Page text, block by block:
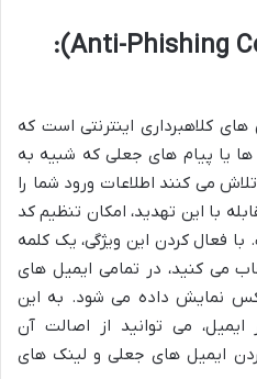
کد ضد فیشینگ (Anti-Phishing Code):
کلاهبرداری اینترنتی است که
ها یا پیام های جعلی که شبیه به
می کنند اطلاعات ورود شما را
با این تهدید، امکان تنظیم کد
فعال کردن این ویژگی، یک کلمه
می کنید، در تمامی ایمیل های
نمایش داده می شود. به این
می توانید از اصالت آن
ایمیل های جعلی و لینک های